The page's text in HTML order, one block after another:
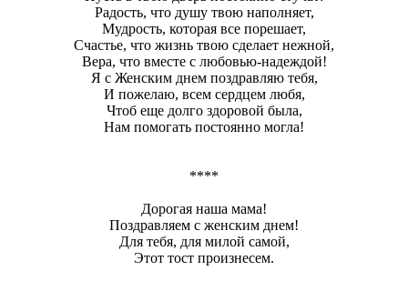
Радость, что душу твою наполняет,
Мудрость, которая все порешает,
Счастье, что жизнь твою сделает нежной,
Вера, что вместе с любовью-надеждой!
Я с Женским днем поздравляю тебя,
И пожелаю, всем сердцем любя,
Чтоб еще долго здоровой была,
Нам помогать постоянно могла!
****
Дорогая наша мама!
Поздравляем с женским днем!
Для тебя, для милой самой,
Этот тост произнесем.